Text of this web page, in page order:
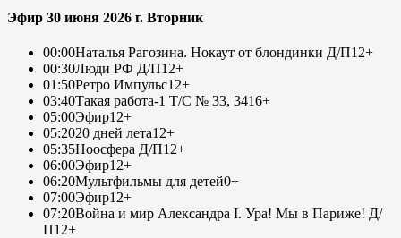
Эфир 30 июня 2026 г. Вторник
00:00Наталья Рагозина. Нокаут от блондинки Д/П12+
00:30Люди РФ Д/П12+
01:50Ретро Импульс12+
03:40Такая работа-1 Т/С № 33, 3416+
05:00Эфир12+
05:2020 дней лета12+
05:35Ноосфера Д/П12+
06:00Эфир12+
06:20Мультфильмы для детей0+
07:00Эфир12+
07:20Война и мир Александра I. Ура! Мы в Париже! Д/
П12+